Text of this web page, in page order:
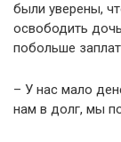
были уверены,
освободить
побольше
– У нас мало
нам в долг, мы